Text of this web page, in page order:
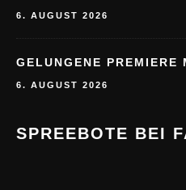
6. AUGUST 2026
GELUNGENE PREMIERE
6. AUGUST 2026
SPREEBOTE BEI